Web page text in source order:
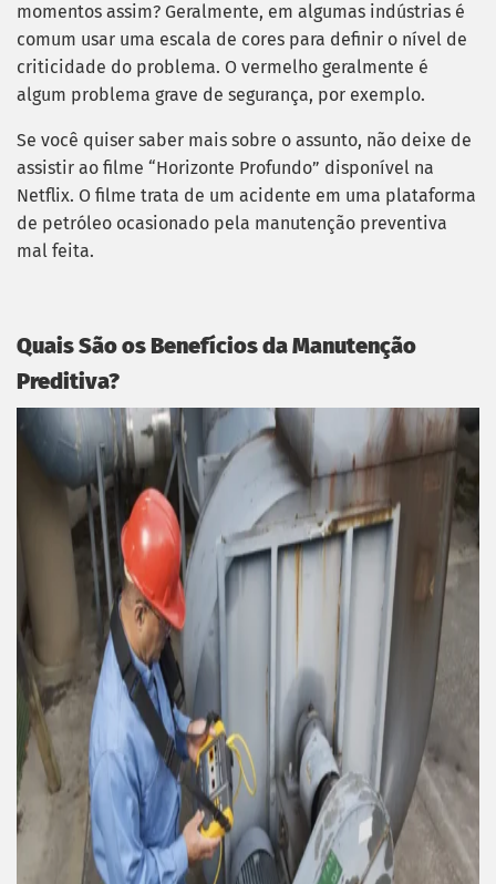
momentos assim? Geralmente, em algumas indústrias é
comum usar uma escala de cores para definir o nível de
criticidade do problema. O vermelho geralmente é
algum problema grave de segurança, por exemplo.
Se você quiser saber mais sobre o assunto, não deixe de
assistir ao filme “Horizonte Profundo” disponível na
Netflix. O filme trata de um acidente em uma plataforma
de petróleo ocasionado pela manutenção preventiva
mal feita.
Quais São os Benefícios da Manutenção
Preditiva?